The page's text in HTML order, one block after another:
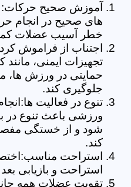
آموزش صحیح حرکات:
های صحیح در انجام
خطر آسیب عضلات
اجتناب از فراموش
تجهیزات ایمنی،
حمایتی در ورزش ها،
جلوگیری کند.
تنوع در فعالیت
ورزشی باعث تنوع در
شود و از خستگی
کند.
استراحت
استراحت و بازیابی
تقویت عضلات همه